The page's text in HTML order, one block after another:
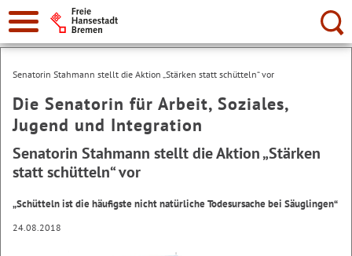
Suche:
Senatorin Stahmann stellt die Aktion „Stärken statt schütteln“ vor
Die Senatorin für Arbeit, Soziales,
Jugend und Integration
Senatorin Stahmann stellt die Aktion „Stärken
statt schütteln“ vor
„Schütteln ist die häufigste nicht natürliche Todesursache bei Säuglingen“
24.08.2018